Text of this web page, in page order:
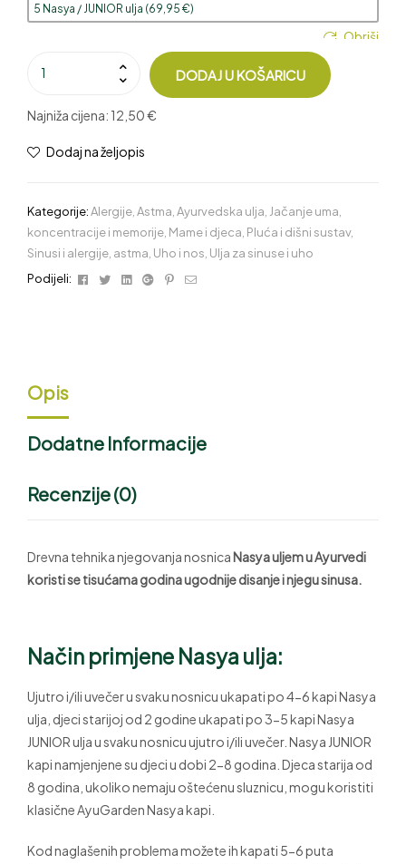
5 Nasya / JUNIOR ulja (69,95 €)
Obriši
DODAJ U KOŠARICU
Najniža cijena: 12,50 €
Dodaj na željopis
Kategorije:Alergije,Astma,Ayurvedska ulja, Jačanje uma,
koncentracije i memorije, Mame i djeca, Pluća i dišni sustav,
Sinusi i alergije, astma, Uho i nos, Ulja za sinuse i uho
Podijeli:
Facebook
TwitterLinkedinGoogle+Pinterest
Email
Opis
Dodatne Informacije
Recenzije (0)
Drevna tehnika njegovanja nosnicaNasya uljem u Ayurvedi
koristi se tisućama godina ugodnije disanje i njegu sinusa.
Način primjene Nasya ulja:
Ujutro i/ili uvečer u svaku nosnicu ukapati po 4-6 kapi Nasya
ulja, djeci starijoj od 2 godine ukapati po 3-5 kapi Nasya
JUNIOR ulja u svaku nosnicu ujutro i/ili uvečer. Nasya JUNIOR
kapi namjenjene su djeci u dobi 2-8 godina. Djeca starija od
8 godina, ukoliko nemaju oštećenu sluznicu, mogu koristiti
klasične AyuGarden Nasya kapi.
Kod naglašenih problema možete ih kapati 5-6 puta